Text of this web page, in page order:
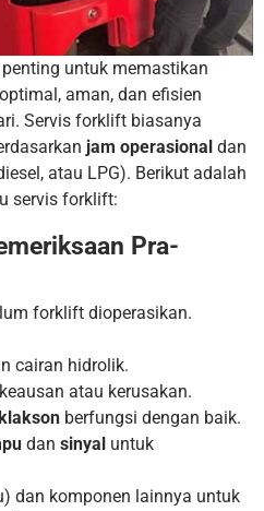
untuk memastikan
aman, dan efisien
Servis forklift biasanya
jam operasional dan
atau LPG). Berikut adalah
servis forklift:
Pra-
forklift dioperasikan.
cairan hidrolik.
atau kerusakan.
berfungsi dengan baik.
dan sinyal untuk
dan komponen lainnya untuk